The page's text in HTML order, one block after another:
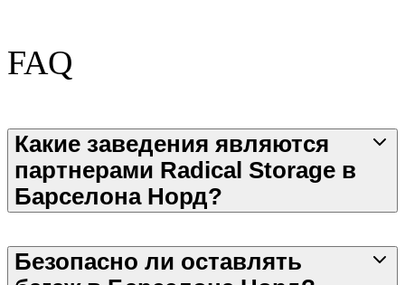
FAQ
Какие заведения являются
партнерами Radical Storage в
Барселона Норд?
Безопасно ли оставлять